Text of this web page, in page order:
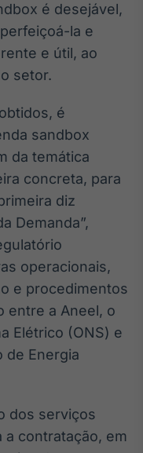
é desejável,
la e
e útil, ao
setor.
é
sandbox
da temática
concreta, para
diz
Demanda”,
operacionais,
e procedimentos
entre a Aneel, o
Elétrico (ONS) e
de Energia
dos serviços
a contratação, em